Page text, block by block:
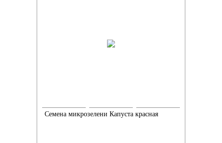
Семена микрозелени Капуста красная